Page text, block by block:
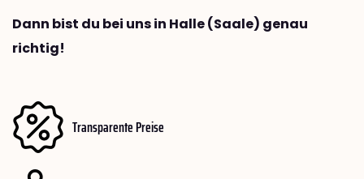
Dann bist du bei uns in Halle (Saale) genau
richtig!
Transparente Preise